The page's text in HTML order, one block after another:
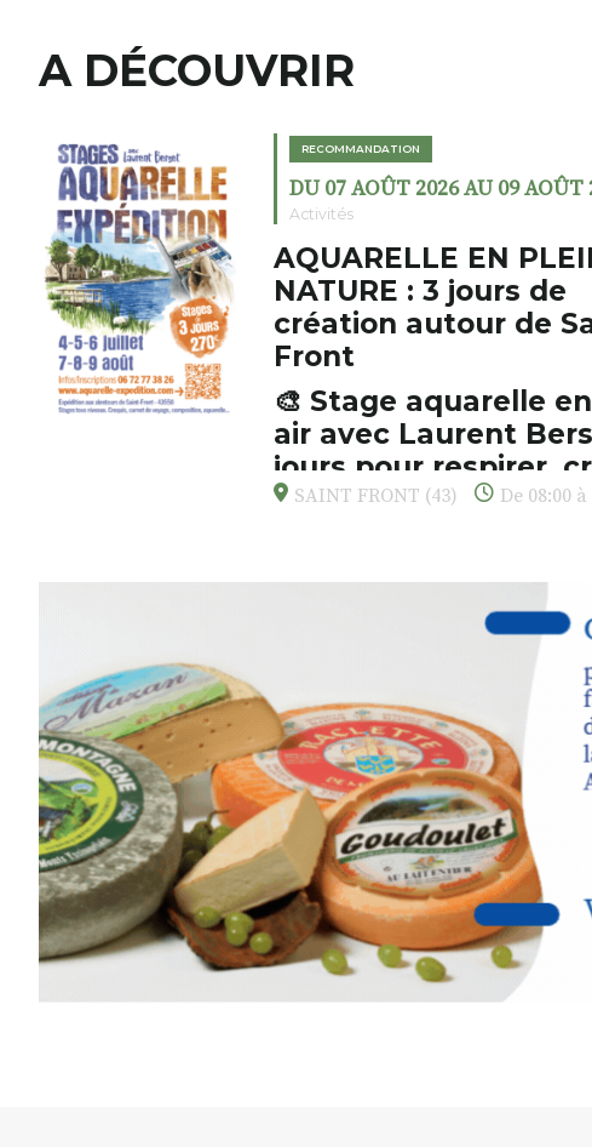
A DÉCOUVRIR
RECOMMANDATION
DU 07 AOÛT 2026 AU 09 AOÛT
Activités
AQUARELLE EN
NATURE : 3 jours de
création autour de
Front
🎨 Stage aquarelle
air avec Laurent
jours pour respirer,
s’émerveiller
paysages de Haute-Loire ?
vous
, accessible
niveaux, dans un cadre naturel
inspirantautour de Saint-Front , à
minutes du Puy-en-Velay.
Pendant3 jours, vous apprendrez à
l’instant :
Croquis, carnet de voyage,
aquarelle, encre, ou contenu
Le programme :
8h : rendez-vous au point de départ
SAINT FRONT (43) De 08:00 à